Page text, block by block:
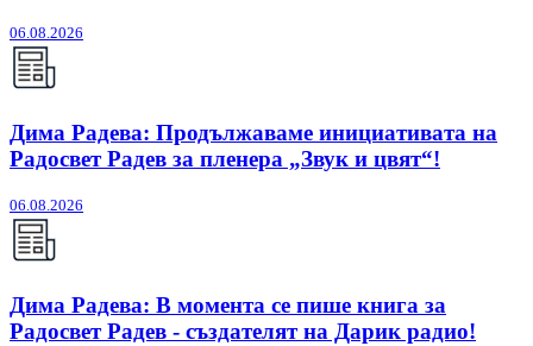
06.08.2026
Дима Радева: Продължаваме инициативата на
Радосвет Радев за пленера „Звук и цвят“!
06.08.2026
Дима Радева: В момента се пише книга за
Радосвет Радев - създателят на Дарик радио!